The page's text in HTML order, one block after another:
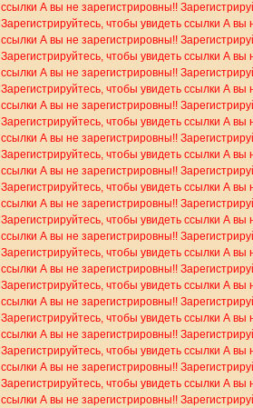
ссылки А вы не зарегистрировны!!
Зарегистрируйтесь, чтобы увидеть ссылки А вы
ссылки А вы не зарегистрировны!!
Зарегистрируйтесь, чтобы увидеть ссылки А вы
ссылки А вы не зарегистрировны!!
Зарегистрируйтесь, чтобы увидеть ссылки А вы
ссылки А вы не зарегистрировны!!
Зарегистрируйтесь, чтобы увидеть ссылки А вы
ссылки А вы не зарегистрировны!!
Зарегистрируйтесь, чтобы увидеть ссылки А вы
ссылки А вы не зарегистрировны!!
Зарегистрируйтесь, чтобы увидеть ссылки А вы
ссылки А вы не зарегистрировны!!
Зарегистрируйтесь, чтобы увидеть ссылки А вы
ссылки А вы не зарегистрировны!!
Зарегистрируйтесь, чтобы увидеть ссылки А вы
ссылки А вы не зарегистрировны!!
Зарегистрируйтесь, чтобы увидеть ссылки А вы
ссылки А вы не зарегистрировны!!
Зарегистрируйтесь, чтобы увидеть ссылки А вы
ссылки А вы не зарегистрировны!!
Зарегистрируйтесь, чтобы увидеть ссылки А вы
ссылки А вы не зарегистрировны!!
Зарегистрируйтесь, чтобы увидеть ссылки А вы
ссылки А вы не зарегистрировны!!